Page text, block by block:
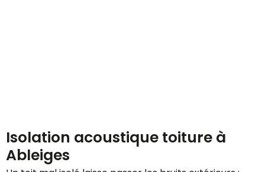
Isolation acoustique toiture à
Ableiges